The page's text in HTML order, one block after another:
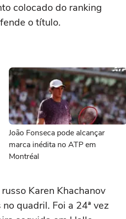
colocado do ranking
o título.
João Fonseca pode alcançar
marca inédita no ATP em
Montréal
Karen Khachanov
quadril. Foi a 24ª vez